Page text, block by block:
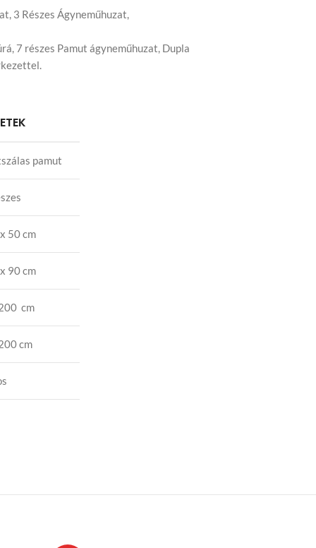
, 3 Részes Ágyneműhuzat,
, 7 részes Pamut ágyneműhuzat, Dupla
pamut
50 cm
90 cm
cm
cm